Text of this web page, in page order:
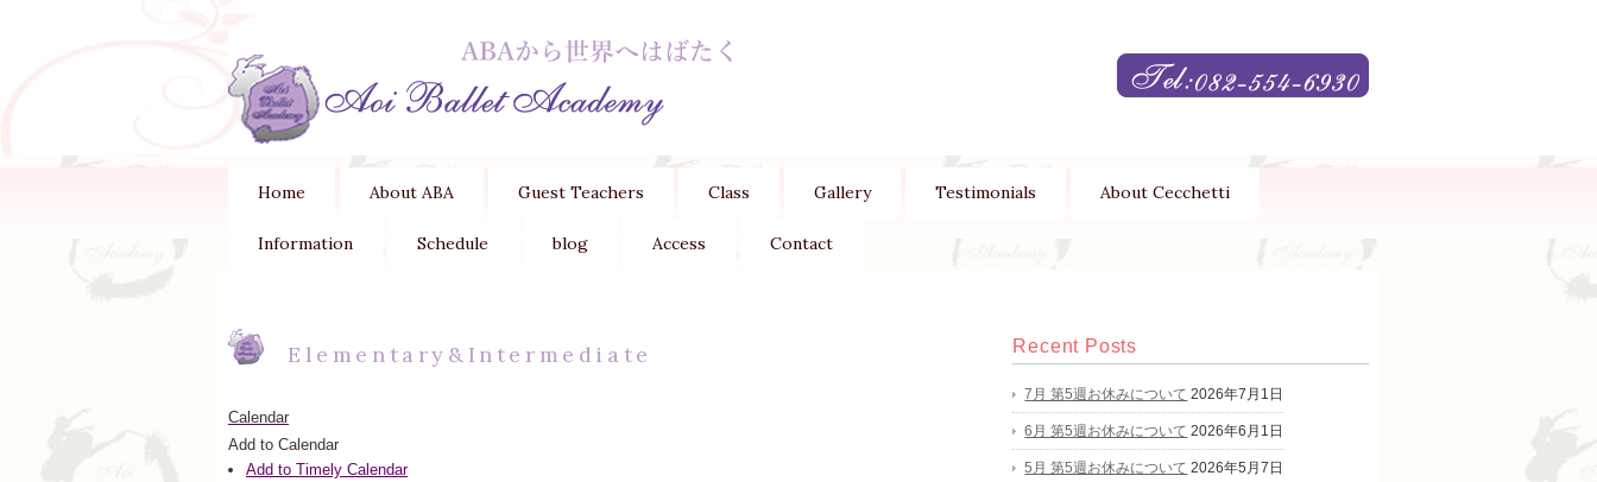
Home About ABA Guest Teachers Class Gallery Testimonials About Cecchetti
Information Schedule blog Access Contact
Elementary&Intermediate
Calendar
Add to Calendar
Add to Timely Calendar
Recent Posts
7月 第5週お休みについて 2026年7月1日
6月 第5週お休みについて 2026年6月1日
5月 第5週お休みについて 2026年5月7日